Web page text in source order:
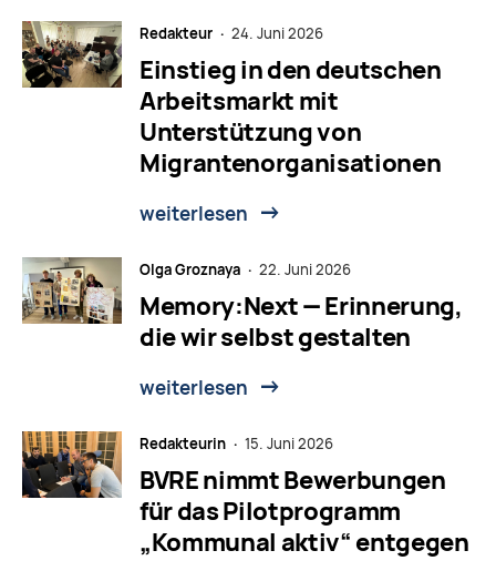
Redakteur · 24. Juni 2026
Einstieg in den deutschen
Arbeitsmarkt mit
Unterstützung von
Migrantenorganisationen
weiterlesen
Olga Groznaya · 22. Juni 2026
Memory:Next — Erinnerung,
die wir selbst gestalten
weiterlesen
Redakteurin · 15. Juni 2026
BVRE nimmt Bewerbungen
für das Pilotprogramm
„Kommunal aktiv“ entgegen